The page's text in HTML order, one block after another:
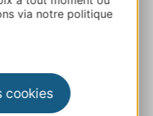
via notre politique
cookies